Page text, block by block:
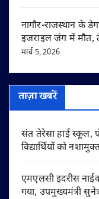
नागौर-राजस्थान के
इजराइल जंग में मौत,
मार्च 5, 2026
ताज़ा खबरें
संत तेरेसा हाई स्कूल,
विद्यार्थियों को
एमएलसी इदरीस
गया, उपमुख्यमंत्री